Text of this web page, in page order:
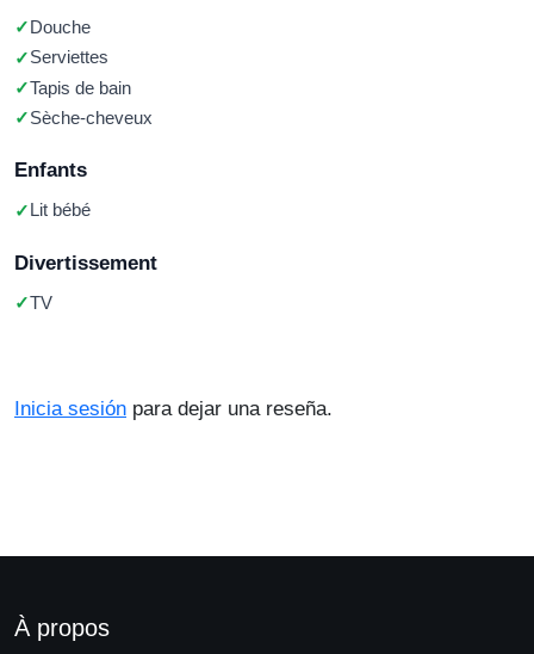
Douche
Serviettes
Tapis de bain
Sèche-cheveux
Enfants
Lit bébé
Divertissement
TV
Inicia sesión para dejar una reseña.
À propos